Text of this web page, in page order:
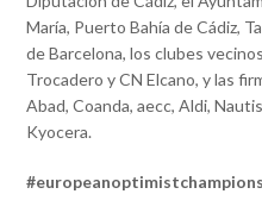
María, Puerto Bahía de Cádiz,
de Barcelona, los clubes
Trocadero y CN Elcano, y las
Abad, Coanda, aecc, Aldi,
Kyocera.